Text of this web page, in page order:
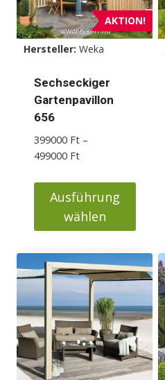
AKTION!
Hersteller: Weka
Sechseckiger
Gartenpavillon
656
399000 Ft –
499000 FtPreisspanne:
bis
499000 Ft
Ausführung
wählen
Produkt
weist
mehrere
Varianten
auf.
Die
Optionen